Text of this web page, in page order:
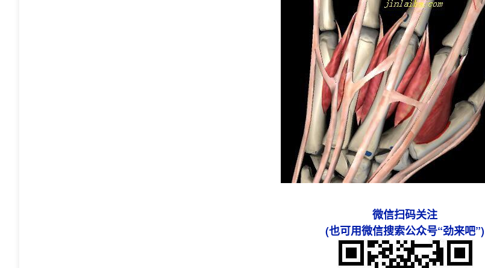
微信扫码关注
(也可用微信搜索公众号“劲来吧”)